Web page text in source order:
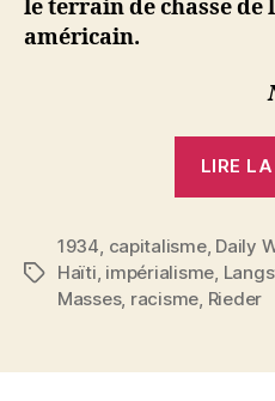
le terrain de chasse de
américain.
LIRE
Étiquettes
1934 capitalisme, Daily
Haïti impérialisme
Masses, racisme Rieder